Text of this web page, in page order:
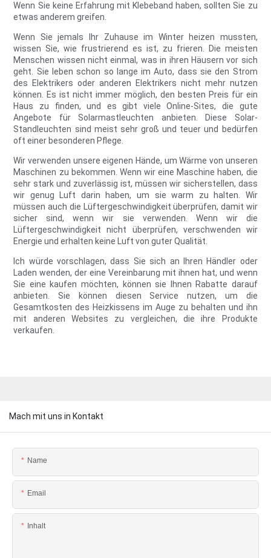
Wenn Sie keine Erfahrung mit Klebeband haben, sollten Sie zu
etwas anderem greifen.
Wenn Sie jemals Ihr Zuhause im Winter heizen mussten,
wissen Sie, wie frustrierend es ist, zu frieren. Die meisten
Menschen wissen nicht einmal, was in ihren Häusern vor sich
geht. Sie leben schon so lange im Auto, dass sie den Strom
des Elektrikers oder anderen Elektrikers nicht mehr nutzen
können. Es ist nicht immer möglich, den besten Preis für ein
Haus zu finden, und es gibt viele Online-Sites, die gute
Angebote für Solarmastleuchten anbieten. Diese Solar-
Standleuchten sind meist sehr groß und teuer und bedürfen
oft einer besonderen Pflege.
Wir verwenden unsere eigenen Hände, um Wärme von unseren
Maschinen zu bekommen. Wenn wir eine Maschine haben, die
sehr stark und zuverlässig ist, müssen wir sicherstellen, dass
wir genug Luft darin haben, um sie warm zu halten. Wir
müssen auch die Lüftergeschwindigkeit überprüfen, damit wir
sicher sind, wenn wir sie verwenden. Wenn wir die
Lüftergeschwindigkeit nicht überprüfen, verschwenden wir
Energie und erhalten keine Luft von guter Qualität.
Ich würde vorschlagen, dass Sie sich an Ihren Händler oder
Laden wenden, der eine Vereinbarung mit ihnen hat, und wenn
Sie eine kaufen möchten, können sie Ihnen Rabatte darauf
anbieten. Sie können diesen Service nutzen, um die
Gesamtkosten des Heizkissens im Auge zu behalten und ihn
mit anderen Websites zu vergleichen, die ihre Produkte
verkaufen.
Mach mit uns in Kontakt
Name
Email
Inhalt